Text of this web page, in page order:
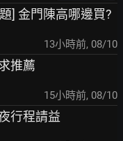
] 金門陳高哪邊買?
13小時前, 08/10
推薦
15小時前, 08/10
行程請益